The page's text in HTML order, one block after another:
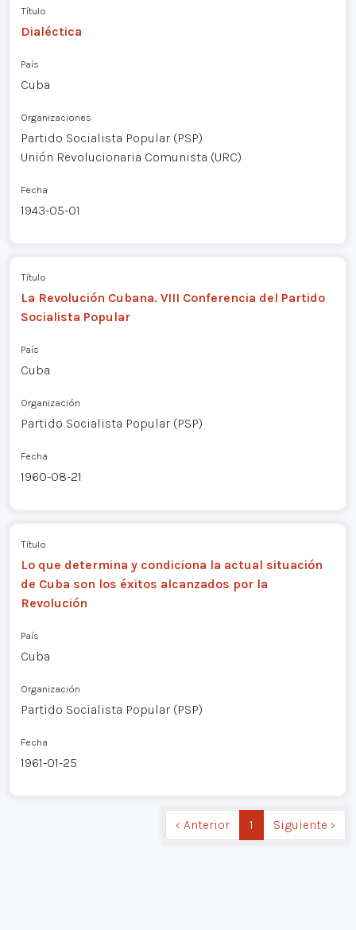
Título
Dialéctica
País
Cuba
Organizaciones
Partido Socialista Popular (PSP)
Unión Revolucionaria Comunista (URC)
Fecha
1943-05-01
Título
La Revolución Cubana. VIII Conferencia del Partido
Socialista Popular
País
Cuba
Organización
Partido Socialista Popular (PSP)
Fecha
1960-08-21
Título
Lo que determina y condiciona la actual situación
de Cuba son los éxitos alcanzados por la
Revolución
País
Cuba
Organización
Partido Socialista Popular (PSP)
Fecha
1961-01-25
‹ Anterior 1 Siguiente ›